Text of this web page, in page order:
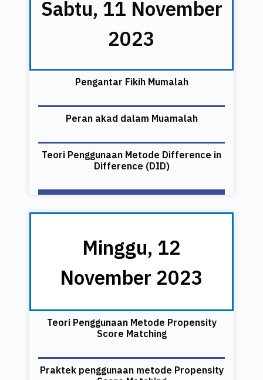
Sabtu, 11 November
2023
Pengantar Fikih Mumalah
Peran akad dalam Muamalah
Teori Penggunaan Metode Difference in
Difference (DID)
Minggu, 12
November 2023
Teori Penggunaan Metode Propensity
Score Matching
Praktek penggunaan metode Propensity